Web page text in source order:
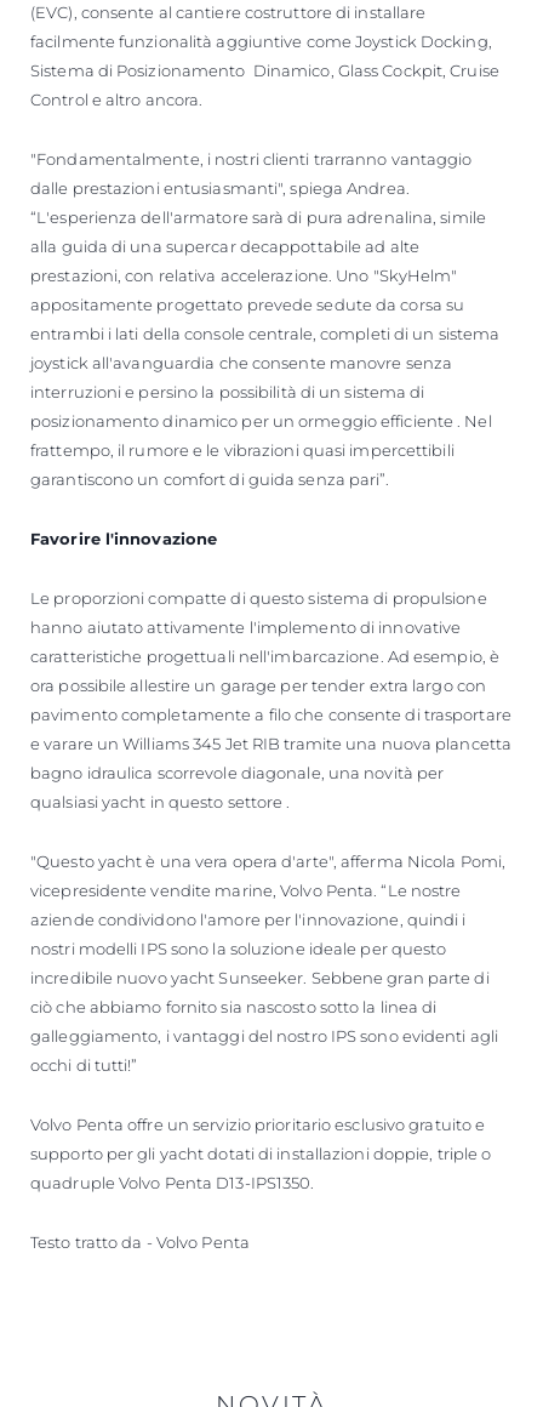
(EVC), consente al cantiere costruttore di installare
facilmente funzionalità aggiuntive come Joystick Docking,
Sistema di Posizionamento Dinamico, Glass Cockpit, Cruise
Control e altro ancora.
"Fondamentalmente, i nostri clienti trarranno vantaggio
dalle prestazioni entusiasmanti", spiega Andrea.
“L'esperienza dell'armatore sarà di pura adrenalina, simile
alla guida di una supercar decappottabile ad alte
prestazioni, con relativa accelerazione. Uno "SkyHelm"
appositamente progettato prevede sedute da corsa su
entrambi i lati della console centrale, completi di un sistema
joystick all'avanguardia che consente manovre senza
interruzioni e persino la possibilità di un sistema di
posizionamento dinamico per un ormeggio efficiente . Nel
frattempo, il rumore e le vibrazioni quasi impercettibili
garantiscono un comfort di guida senza pari”.
Favorire l'innovazione
Le proporzioni compatte di questo sistema di propulsione
hanno aiutato attivamente l'implemento di innovative
caratteristiche progettuali nell'imbarcazione. Ad esempio, è
ora possibile allestire un garage per tender extra largo con
pavimento completamente a filo che consente di trasportare
e varare un Williams 345 Jet RIB tramite una nuova plancetta
bagno idraulica scorrevole diagonale, una novità per
qualsiasi yacht in questo settore .
"Questo yacht è una vera opera d'arte", afferma Nicola Pomi,
vicepresidente vendite marine, Volvo Penta. “Le nostre
aziende condividono l'amore per l'innovazione, quindi i
nostri modelli IPS sono la soluzione ideale per questo
incredibile nuovo yacht Sunseeker. Sebbene gran parte di
ciò che abbiamo fornito sia nascosto sotto la linea di
galleggiamento, i vantaggi del nostro IPS sono evidenti agli
occhi di tutti!”
Volvo Penta offre un servizio prioritario esclusivo gratuito e
supporto per gli yacht dotati di installazioni doppie, triple o
quadruple Volvo Penta D13-IPS1350.
Testo tratto da - Volvo Penta